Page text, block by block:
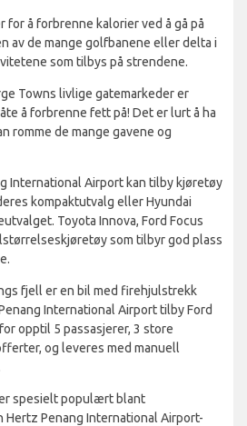
for å forbrenne kalorier ved å gå på
av de mange golfbanene eller delta i
som tilbys på strendene.
Towns livlige gatemarkeder er
å forbrenne fett på! Det er lurt å ha
romme de mange gavene og
International Airport kan tilby kjøretøy
kompaktutvalg eller Hyundai
Toyota Innova, Ford Focus
som tilbyr god plass
fjell er en bil med firehjulstrekk
International Airport tilby Ford
opptil 5 passasjerer, 3 store
og leveres med manuell
spesielt populært blant
Penang International Airport-